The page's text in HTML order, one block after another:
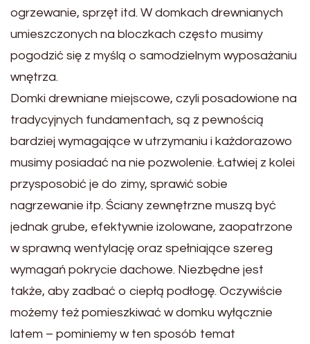
ogrzewanie, sprzęt itd. W domkach drewnianych
umieszczonych na bloczkach często musimy
pogodzić się z myślą o samodzielnym wyposażaniu
wnętrza.
Domki drewniane miejscowe, czyli posadowione na
tradycyjnych fundamentach, są z pewnością
bardziej wymagające w utrzymaniu i każdorazowo
musimy posiadać na nie pozwolenie. Łatwiej z kolei
przysposobić je do zimy, sprawić sobie
nagrzewanie itp. Ściany zewnętrzne muszą być
jednak grube, efektywnie izolowane, zaopatrzone
w sprawną wentylację oraz spełniające szereg
wymagań pokrycie dachowe. Niezbędne jest
także, aby zadbać o ciepłą podłogę. Oczywiście
możemy też pomieszkiwać w domku wyłącznie
latem – pominiemy w ten sposób temat